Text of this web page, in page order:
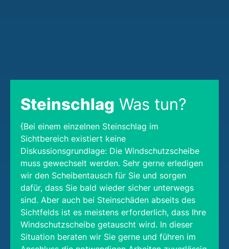
Steinschlag Was tun?
{Bei einem einzelnen Steinschlag im
Sichtbereich existiert keine
Diskussionsgrundlage: Die Windschutzscheibe
muss gewechselt werden. Sehr gerne erledigen
wir den Scheibentausch für Sie und sorgen
dafür, dass Sie bald wieder sicher unterwegs
sind. Aber auch bei Steinschäden abseits des
Sichtfelds ist es meistens erforderlich, dass Ihre
Windschutzscheibe getauscht wird. In dieser
Situation beraten wir Sie gerne und führen im